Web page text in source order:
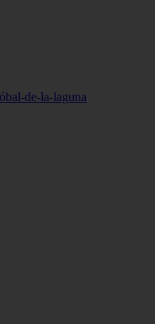
de-la-laguna